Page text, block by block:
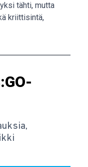
tähti, mutta
kriittisintä,